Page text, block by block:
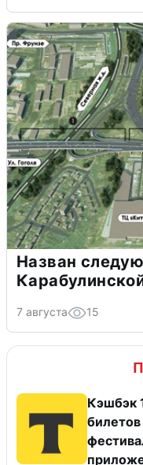
Назван
7 августа 15
Кэшбэк